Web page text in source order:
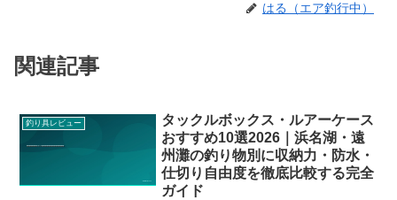
はる（エア釣行中）
関連記事
釣り具レビュー
タックルボックス・ルアーケース
おすすめ10選2026｜浜名湖・遠
州灘の釣り物別に収納力・防水・
仕切り自由度を徹底比較する完全
ガイド